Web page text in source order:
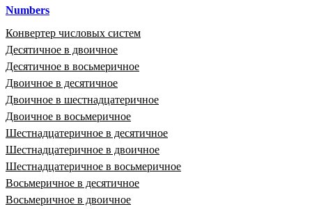
Numbers
Конвертер числовых систем
Десятичное в двоичное
Десятичное в восьмеричное
Двоичное в десятичное
Двоичное в шестнадцатеричное
Двоичное в восьмеричное
Шестнадцатеричное в десятичное
Шестнадцатеричное в двоичное
Шестнадцатеричное в восьмеричное
Восьмеричное в десятичное
Восьмеричное в двоичное